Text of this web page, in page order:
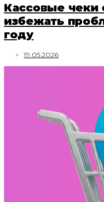
Кассовые чеки
избежать
году
19.05.2026